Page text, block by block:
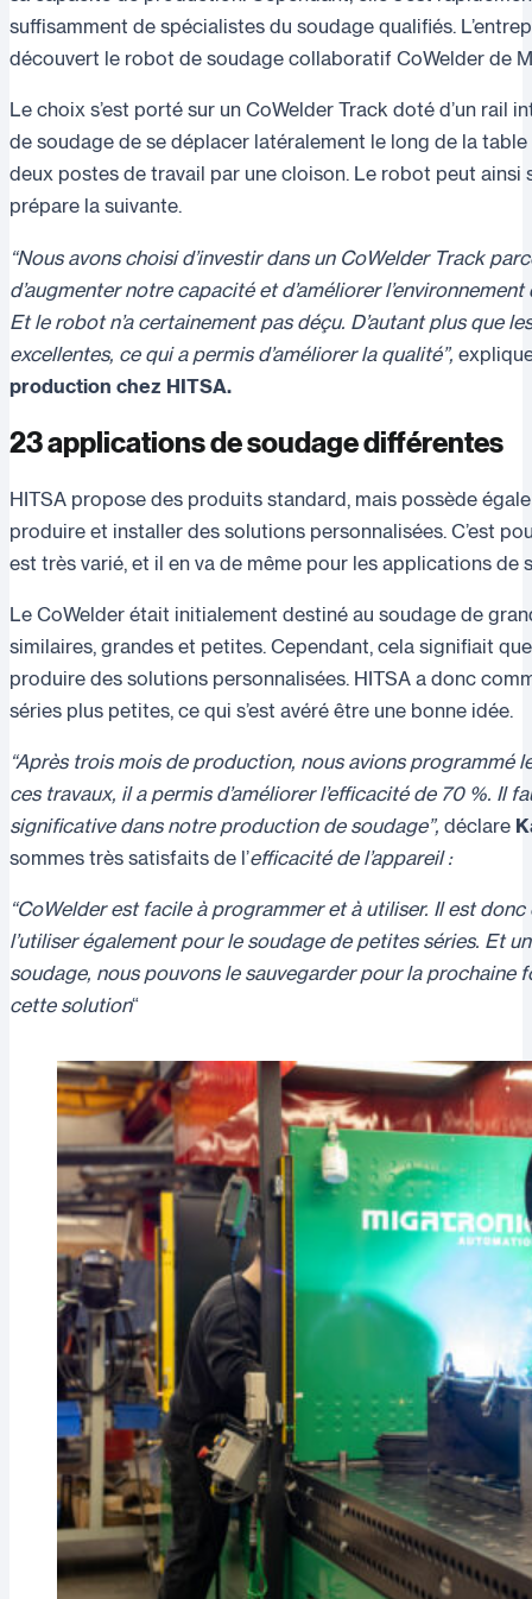
suffisamment de spécialistes du soudage qualifiés.
découvert le robot de soudage collaboratif CoWelder de
Le choix s’est porté sur un CoWelder Track doté d’un
de soudage de se déplacer latéralement le long de la
deux postes de travail par une cloison. Le robot peut ainsi
prépare la suivante.
“Nous avons choisi d’investir dans un CoWelder Track
d’augmenter notre capacité et d’améliorer
Et le robot n’a certainement pas déçu. D’autant plus que
excellentes, ce qui a permis d’améliorer la qualité”,
production chez HITSA.
23 applications de soudage différentes
HITSA propose des produits standard, mais possède
produire et installer des solutions personnalisées. C’est
est très varié, et il en va de même pour les applications de
Le CoWelder était initialement destiné au soudage de
similaires, grandes et petites. Cependant, cela signifiait
produire des solutions personnalisées. HITSA a donc
séries plus petites, ce qui s’est avéré être une bonne idée.
“Après trois mois de production, nous avions programmé
ces travaux, il a permis d’améliorer l’efficacité de 70 %. Il
significative dans notre production de soudage”, déclare
sommes très satisfaits de l’efficacité de l’appareil :
“CoWelder est facile à programmer et à utiliser. Il est
l’utiliser également pour le soudage de petites séries. Et
soudage, nous pouvons le sauvegarder pour la prochaine
cette solution“